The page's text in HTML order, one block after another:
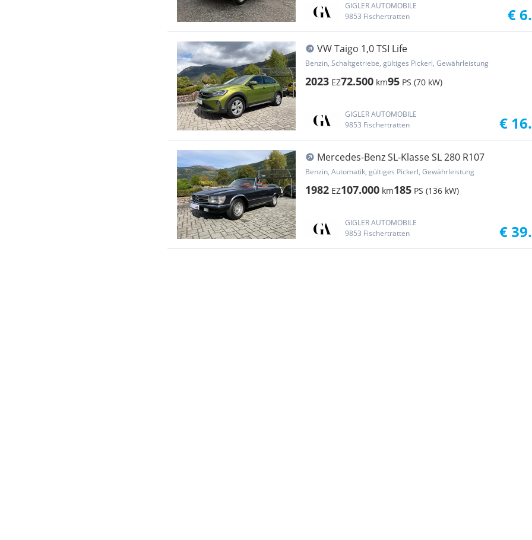
GIGLER AUTOMOBILE
9853 Fischertratten
€
VW Taigo 1,0 TSI Life
Benzin, Schaltgetriebe, gültiges Pickerl, Gewährleistung
2023 EZ72.500 km95 PS (70 kW)
GIGLER AUTOMOBILE
9853 Fischertratten
€
Mercedes-Benz SL-Klasse SL 280 R107
Benzin, Automatik, gültiges Pickerl, Gewährleistung
1982 EZ107.000 km185 PS (136 kW)
GIGLER AUTOMOBILE
9853 Fischertratten
€